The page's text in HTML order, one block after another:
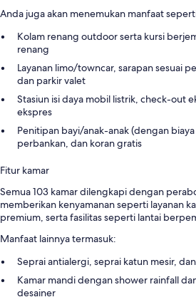
Anda juga akan menemukan manfaat
Kolam renang outdoor serta kursi
renang
Layanan limo/towncar, sarapan sesuai
dan parkir valet
Stasiun isi daya mobil listrik, check-out
ekspres
Penitipan bayi/anak-anak (dengan
perbankan, dan koran gratis
Fitur kamar
Semua 103 kamar dilengkapi dengan
memberikan kenyamanan seperti layanan
premium, serta fasilitas seperti lantai
Manfaat lainnya termasuk:
Seprai antialergi, seprai katun mesir,
Kamar mandi dengan shower rainfall
desainer